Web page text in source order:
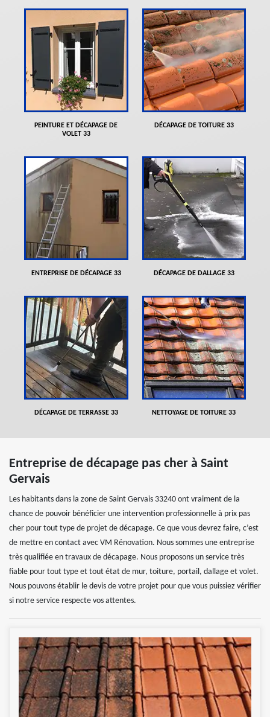
PEINTURE ET DÉCAPAGE DE
VOLET 33
DÉCAPAGE DE TOITURE 33
ENTREPRISE DE DÉCAPAGE 33 DÉCAPAGE DE DALLAGE 33
DÉCAPAGE DE TERRASSE 33 NETTOYAGE DE TOITURE 33
Entreprise de décapage pas cher à Saint
Gervais
Les habitants dans la zone de Saint Gervais 33240 ont vraiment de la
chance de pouvoir bénéficier une intervention professionnelle à prix pas
cher pour tout type de projet de décapage. Ce que vous devrez faire, c’est
de mettre en contact avec VM Rénovation. Nous sommes une entreprise
très qualifiée en travaux de décapage. Nous proposons un service très
fiable pour tout type et tout état de mur, toiture, portail, dallage et volet.
Nous pouvons établir le devis de votre projet pour que vous puissiez vérifier
si notre service respecte vos attentes.